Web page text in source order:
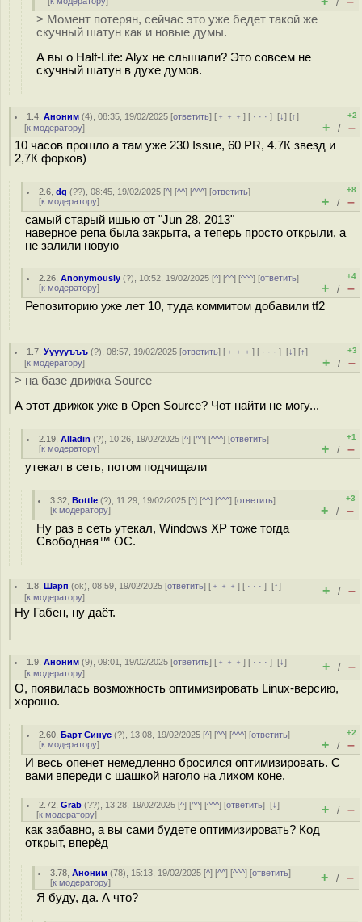
/
> Момент потерян, cейчас это уже бедет такой же
скучный шатун как и новые думы.
А вы о Half-Life: Alyx не слышали? Это совсем не
скучный шатун в духе думов.
1.4 ,Аноним (4), 08:35, 19/02/2025 [ответить] [ ﹢﹢﹢] [ · · ·][↓] [↑]
[к модератору]
+2
+ / –
10 часов прошло а там уже 230 Issue, 60 PR, 4.7К звезд и
2,7К форков)
2.6 ,dg (??), 08:45, 19/02/2025 [^] [^^] [^^^] [ответить]
[к модератору]
+8
+ / –
самый старый ишью от "Jun 28, 2013"
наверное репа была закрыта, а теперь просто открыли, а
не залили новую
2.26 ,Anonymously (?), 10:52, 19/02/2025 [^] [^^] [^^^] [ответить]
[к модератору]
+4
+ / –
Репозиторию уже лет 10, туда коммитом добавили tf2
1.7 ,Уууууъъъ (?), 08:57, 19/02/2025 [ответить] [ ﹢﹢﹢] [ · · ·][↓] [↑]
[к модератору]
+3
+ / –
> на базе движка Source
А этот движок уже в Open Source? Чот найти не могу...
2.19 ,Alladin (?), 10:26, 19/02/2025 [^] [^^] [^^^] [ответить]
[к модератору]
+1
+ / –
утекал в сеть, потом подчищали
3.32 ,Bottle (?), 11:29, 19/02/2025 [^] [^^] [^^^] [ответить]
[к модератору]
+3
+ / –
Ну раз в сеть утекал, Windows XP тоже тогда
Свободная™ ОС.
1.8 ,Шарп (ok), 08:59, 19/02/2025 [ответить] [ ﹢﹢﹢] [ · · ·][↑]
[к модератору] + / –
Ну Габен, ну даёт.
1.9 ,Аноним (9), 09:01, 19/02/2025 [ответить] [ ﹢﹢﹢] [ · · ·][↓]
[к модератору] + / –
О, появилась возможность оптимизировать Linux-версию,
хорошо.
2.60 ,Барт Синус (?), 13:08, 19/02/2025 [^] [^^] [^^^] [ответить]
[к модератору]
+2
+ / –
И весь опенет немедленно бросился оптимизировать. С
вами впереди с шашкой наголо на лихом коне.
2.72 ,Grab (??), 13:28, 19/02/2025 [^] [^^] [^^^] [ответить][↓]
[к модератору] + / –
как забавно, а вы сами будете оптимизировать? Код
открыт, вперëд
3.78 ,Аноним (78), 15:13, 19/02/2025 [^] [^^] [^^^] [ответить]
[к модератору] + / –
Я буду, да. А что?